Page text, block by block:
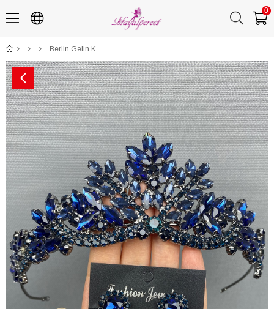
0
Berlin Gelin Kına Tacı ve Küpesi